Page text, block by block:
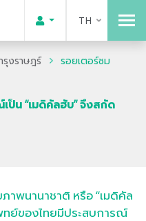
TH
รุงราษฎร์
รอยเตอร์ชม
ป็น “เมดิคัลฮับ” จึงสกัด
าพนานาชาติ หรือ “เมดิคัล
ทย์ของไทยมีประสบการณ์